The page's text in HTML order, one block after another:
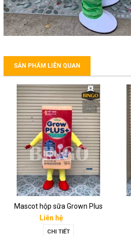
SẢN PHẨM LIÊN QUAN
Mascot hộp sữa Grown Plus
Liên hệ
CHI TIẾT